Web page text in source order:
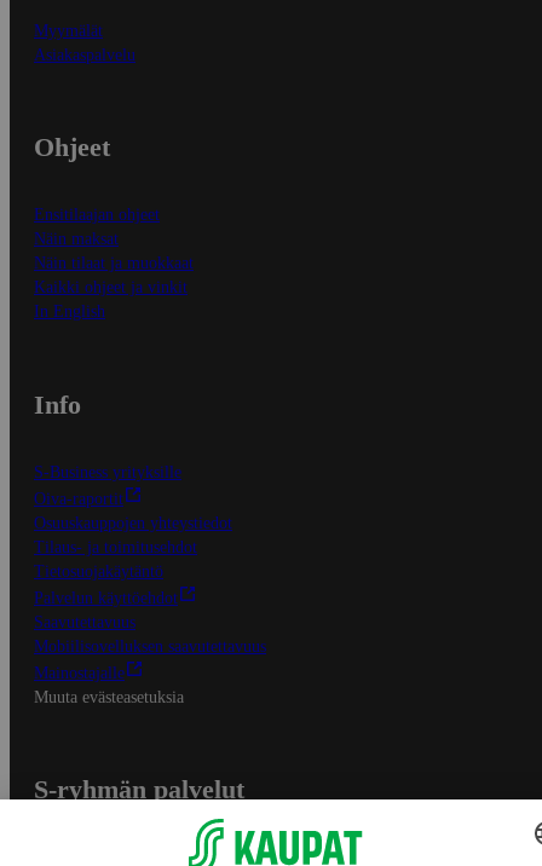
Myymälät
Asiakaspalvelu
Ohjeet
Ensitilaajan ohjeet
Näin maksat
Näin tilaat ja muokkaat
Kaikki ohjeet ja vinkit
In English
Info
S-Business yrityksille
Oiva-raportit
Osuuskauppojen yhteystiedot
Tilaus- ja toimitusehdot
Tietosuojakäytäntö
Palvelun käyttöehdot
Saavutettavuus
Mobiilisovelluksen saavutettavuus
Mainostajalle
Muuta evästeasetuksia
S-ryhmän palvelut